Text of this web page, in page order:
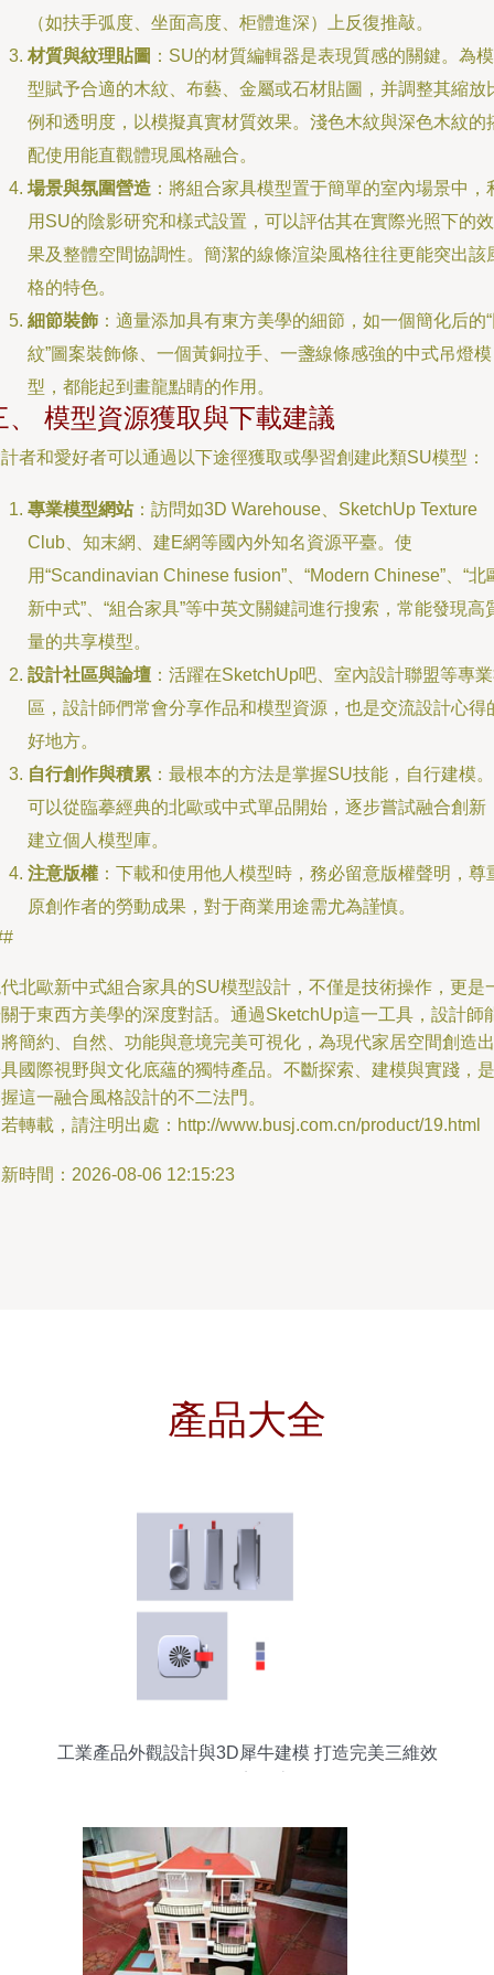
（如扶手弧度、坐面高度、柜體進深）上反復推敲。
材質與紋理貼圖 ：SU的材質編輯器是表現質感的關鍵。為模
型賦予合適的木紋、布藝、金屬或石材貼圖，并調整其縮放
例和透明度，以模擬真實材質效果。淺色木紋與深色木紋的
配使用能直觀體現風格融合。
場景與氛圍營造 ：將組合家具模型置于簡單的室內場景中，
用SU的陰影研究和樣式設置，可以評估其在實際光照下的效
果及整體空間協調性。簡潔的線條渲染風格往往更能突出該
格的特色。
細節裝飾 ：適量添加具有東方美學的細節，如一個簡化后的
紋”圖案裝飾條、一個黃銅拉手、一盞線條感強的中式吊燈模
型，都能起到畫龍點睛的作用。
、 模型資源獲取與下載建議
者和愛好者可以通過以下途徑獲取或學習創建此類SU模型：
專業模型網站：訪問如3D Warehouse、SketchUp Texture
Club、知末網、建E網等國內外知名資源平臺。使
用“Scandinavian Chinese fusion”、“Modern Chinese”、“北
新中式”、“組合家具”等中英文關鍵詞進行搜索，常能發現高
量的共享模型。
設計社區與論壇 ：活躍在SketchUp吧、室內設計聯盟等專
區，設計師們常會分享作品和模型資源，也是交流設計心得
好地方。
自行創作與積累 ：最根本的方法是掌握SU技能，自行建模。
可以從臨摹經典的北歐或中式單品開始，逐步嘗試融合創新
建立個人模型庫。
注意版權 ：下載和使用他人模型時，務必留意版權聲明，尊
原創作者的勞動成果，對于商業用途需尤為謹慎。
北歐新中式組合家具的SU模型設計，不僅是技術操作，更是
于東西方美學的深度對話。通過SketchUp這一工具，設計師
簡約、自然、功能與意境完美可視化，為現代家居空間創造出
國際視野與文化底蘊的獨特產品。不斷探索、建模與實踐，是
這一融合風格設計的不二法門。
轉載，請注明出處：http://www.busj.com.cn/product/19.html
時間：2026-08-06 12:15:23
產品大全
工業產品外觀設計與3D犀牛建模 打造完美三維效